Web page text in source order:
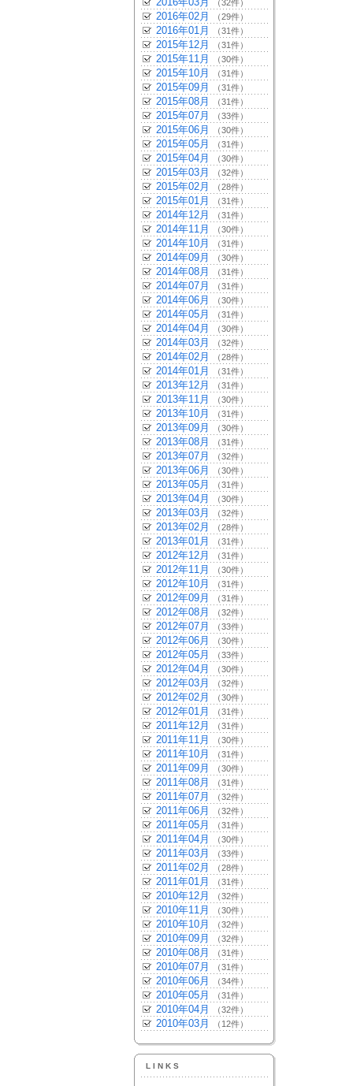
（32件）
2016年02月 （29件）
2016年01月 （31件）
2015年12月 （31件）
2015年11月 （30件）
2015年10月 （31件）
2015年09月 （31件）
2015年08月 （31件）
2015年07月 （33件）
2015年06月 （30件）
2015年05月 （31件）
2015年04月 （30件）
2015年03月 （32件）
2015年02月 （28件）
2015年01月 （31件）
2014年12月 （31件）
2014年11月 （30件）
2014年10月 （31件）
2014年09月 （30件）
2014年08月 （31件）
2014年07月 （31件）
2014年06月 （30件）
2014年05月 （31件）
2014年04月 （30件）
2014年03月 （32件）
2014年02月 （28件）
2014年01月 （31件）
2013年12月 （31件）
2013年11月 （30件）
2013年10月 （31件）
2013年09月 （30件）
2013年08月 （31件）
2013年07月 （32件）
2013年06月 （30件）
2013年05月 （31件）
2013年04月 （30件）
2013年03月 （32件）
2013年02月 （28件）
2013年01月 （31件）
2012年12月 （31件）
2012年11月 （30件）
2012年10月 （31件）
2012年09月 （31件）
2012年08月 （32件）
2012年07月 （33件）
2012年06月 （30件）
2012年05月 （33件）
2012年04月 （30件）
2012年03月 （32件）
2012年02月 （30件）
2012年01月 （31件）
2011年12月 （31件）
2011年11月 （30件）
2011年10月 （31件）
2011年09月 （30件）
2011年08月 （31件）
2011年07月 （32件）
2011年06月 （32件）
2011年05月 （31件）
2011年04月 （30件）
2011年03月 （33件）
2011年02月 （28件）
2011年01月 （31件）
2010年12月 （32件）
2010年11月 （30件）
2010年10月 （32件）
2010年09月 （32件）
2010年08月 （31件）
2010年07月 （31件）
2010年06月 （34件）
2010年05月 （31件）
2010年04月 （32件）
2010年03月 （12件）
LINKS